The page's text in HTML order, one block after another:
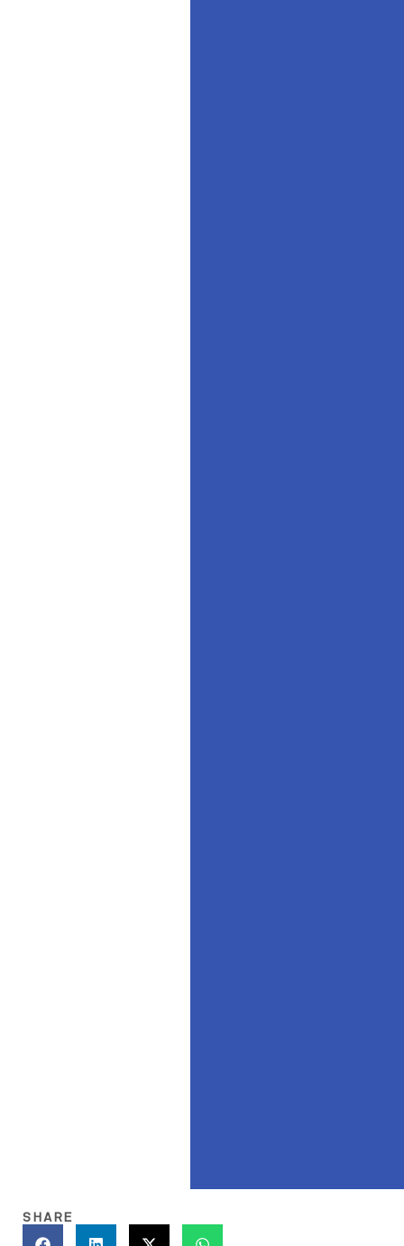
SHARE